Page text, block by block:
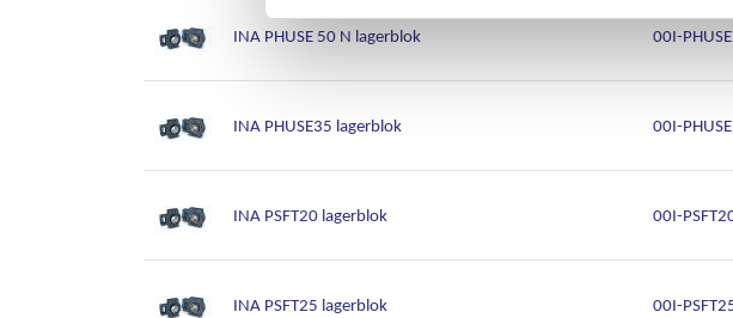
INA PHUSE 50 N lagerblok 00I-
INA PHUSE35 lagerblok 00I-
INA PSFT20 lagerblok 00I-
INA PSFT25 lagerblok 00I-